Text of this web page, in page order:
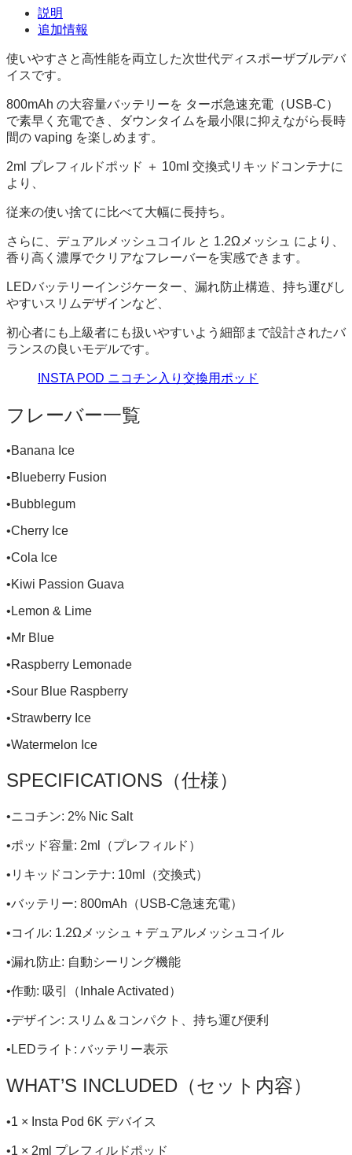
説明
追加情報
使いやすさと高性能を両立した次世代ディスポーザブルデバ
イスです。
800mAh の大容量バッテリーを ターボ急速充電（USB-C）
で素早く充電でき、ダウンタイムを最小限に抑えながら長時
間の vaping を楽しめます。
2ml プレフィルドポッド ＋ 10ml 交換式リキッドコンテナに
より、
従来の使い捨てに比べて大幅に長持ち。
さらに、デュアルメッシュコイル と 1.2Ωメッシュ により、
香り高く濃厚でクリアなフレーバーを実感できます。
LEDバッテリーインジケーター、漏れ防止構造、持ち運びし
やすいスリムデザインなど、
初心者にも上級者にも扱いやすいよう細部まで設計されたバ
ランスの良いモデルです。
INSTA POD ニコチン入り交換用ポッド
フレーバー一覧
•Banana Ice
•Blueberry Fusion
•Bubblegum
•Cherry Ice
•Cola Ice
•Kiwi Passion Guava
•Lemon & Lime
•Mr Blue
•Raspberry Lemonade
•Sour Blue Raspberry
•Strawberry Ice
•Watermelon Ice
SPECIFICATIONS（仕様）
•ニコチン: 2% Nic Salt
•ポッド容量: 2ml（プレフィルド）
•リキッドコンテナ: 10ml（交換式）
•バッテリー: 800mAh（USB-C急速充電）
•コイル: 1.2Ωメッシュ + デュアルメッシュコイル
•漏れ防止: 自動シーリング機能
•作動: 吸引（Inhale Activated）
•デザイン: スリム＆コンパクト、持ち運び便利
•LEDライト: バッテリー表示
WHAT’S INCLUDED（セット内容）
•1 × Insta Pod 6K デバイス
•1 × 2ml プレフィルドポッド